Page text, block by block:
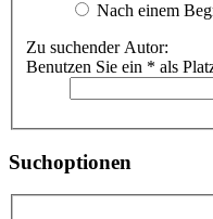
Nach einem
Zu suchender Autor:
Benutzen Sie ein * als
Suchoptionen